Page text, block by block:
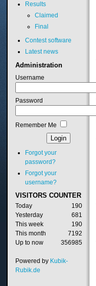
Results
Claimed
Final
Contest software
Latest news
Administration
Username
Password
Remember Me
Forgot your
password?
Forgot your
username?
VISITORS COUNTER
Today
190
Yesterday
681
This week
190
This month
7192
Up to now
356985
Powered by Kubik-
Rubik.de